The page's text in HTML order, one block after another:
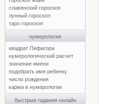
славянский гороскоп
лунный гороскоп
таро гороскоп
нумерология
квадрат Пифагора
нумерологический расчет
значение имени
подобрать имя ребенку
число рождения
карма в нумерологии
быстрые гадания онлайн